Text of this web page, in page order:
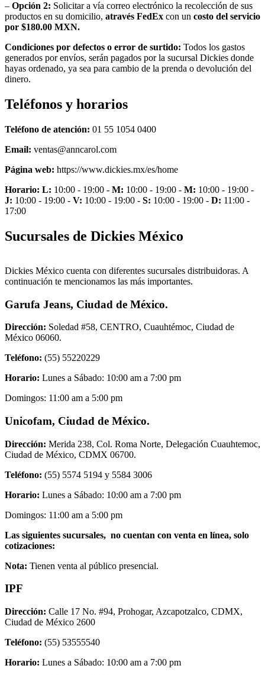
– Opción 2: Solicitar a vía correo electrónico la recolección de sus
productos en su domicilio, através FedEx con un costo del servicio
por $180.00 MXN.
Condiciones por defectos o error de surtido: Todos los gastos
generados por envíos, serán pagados por la sucursal Dickies donde
hayas ordenado, ya sea para cambio de la prenda o devolución del
dinero.
Teléfonos y horarios
Teléfono de atención: 01 55 1054 0400
Email: ventas@anncarol.com
Página web: https://www.dickies.mx/es/home
Horario: L: 10:00 - 19:00 - M: 10:00 - 19:00 - M: 10:00 - 19:00 -
J: 10:00 - 19:00 - V: 10:00 - 19:00 - S: 10:00 - 19:00 - D: 11:00 -
17:00
Sucursales de Dickies México
Dickies México cuenta con diferentes sucursales distribuidoras. A
continuación te mencionamos las más importantes.
Garufa Jeans, Ciudad de México.
Dirección: Soledad #58, CENTRO, Cuauhtémoc, Ciudad de
México 06060.
Teléfono: (55) 55220229
Horario: Lunes a Sábado: 10:00 am a 7:00 pm
Domingos: 11:00 am a 5:00 pm
Unicofam, Ciudad de México.
Dirección: Merida 238, Col. Roma Norte, Delegación Cuauhtemoc,
Ciudad de México, CDMX 06700.
Teléfono: (55) 5574 5194 y 5584 3006
Horario: Lunes a Sábado: 10:00 am a 7:00 pm
Domingos: 11:00 am a 5:00 pm
Las siguientes sucursales, no cuentan con venta en línea, solo
cotizaciones:
Nota: Tienen venta al público presencial.
IPF
Dirección: Calle 17 No. #94, Prohogar, Azcapotzalco, CDMX,
Ciudad de México 2600
Teléfono: (55) 53555540
Horario: Lunes a Sábado: 10:00 am a 7:00 pm